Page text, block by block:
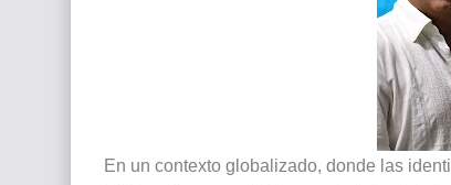
En un contexto globalizado, donde las